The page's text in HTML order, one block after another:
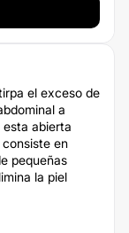
el exceso de
a
esta abierta
en
pequeñas
la piel